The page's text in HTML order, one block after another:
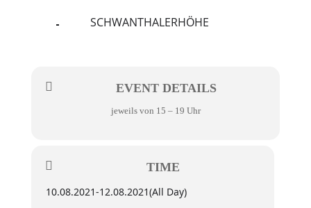
SCHWANTHALERHÖHE
EVENT DETAILS
jeweils von 15 – 19 Uhr
TIME
10.08.2021-12.08.2021(All Day)